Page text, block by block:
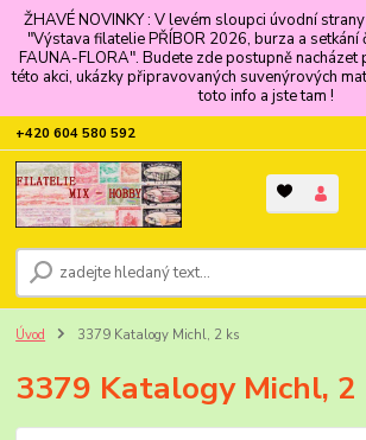
ŽHAVÉ NOVINKY : V levém sloupci úvodní
"Výstava filatelie PŘÍBOR 2026, burza a setkání
FAUNA-FLORA". Budete zde postupně nacházet
této akci, ukázky připravovaných suvenýrových
toto info a jste tam !
+420 604 580 592
Úvod 3379 Katalogy Michl, 2 ks
3379 Katalogy Michl, 2